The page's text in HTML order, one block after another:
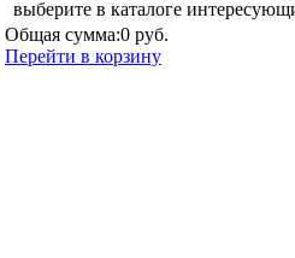
выберите в каталоге
Общая сумма:0 руб.
Перейти в корзину